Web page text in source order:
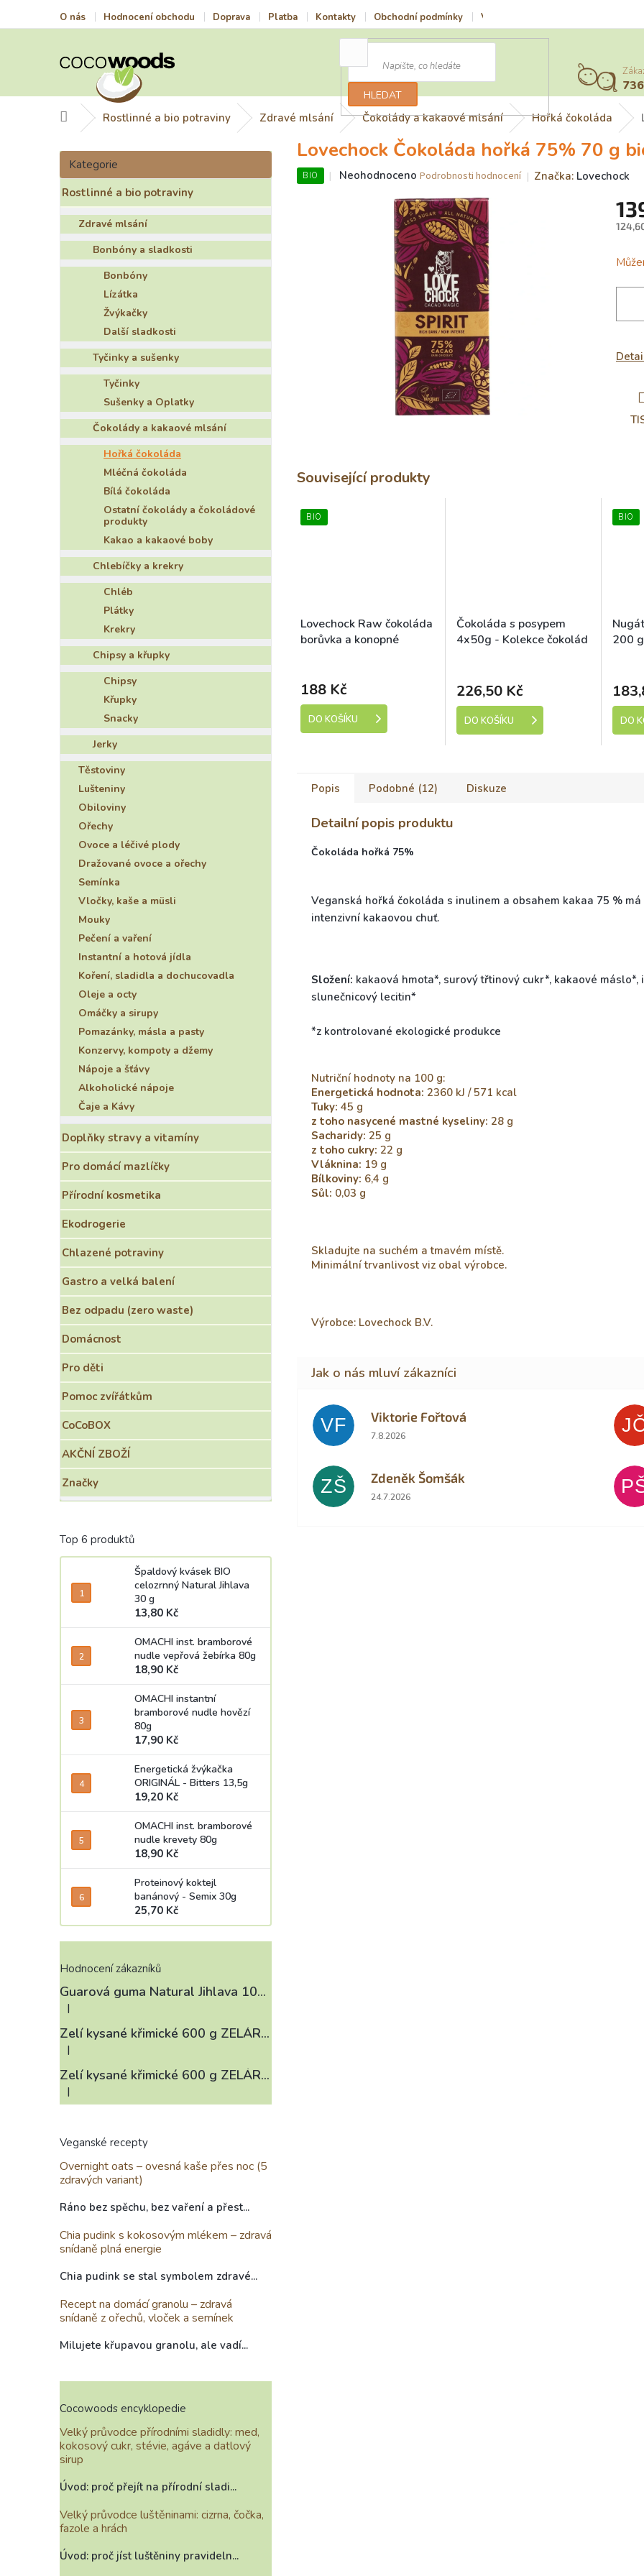
O nás Hodnocení obchodu Doprava Platba Kontakty Obchodní podmínky Vrácení zboží a reklamace
HLEDAT
Domů Rostlinné a bio potraviny Zdravé mlsání Čokolády a kakaové mlsání Hořká čokoláda
P
s
t
r
n
n
e
l
Přeskočit
kategorie
Kategorie
Rostlinné a bio potraviny
Zdravé mlsání
Bonbóny a sladkosti
Bonbóny
Lízátka
Žvýkačky
Další sladkosti
Tyčinky a sušenky
Tyčinky
Sušenky a Oplatky
Čokolády a kakaové mlsání
Hořká čokoláda
Mléčná čokoláda
Bílá čokoláda
Ostatní čokolády a čokoládové
produkty
Kakao a kakaové boby
Chlebíčky a krekry
Chléb
Plátky
Krekry
Chipsy a křupky
Chipsy
Křupky
Snacky
Jerky
Těstoviny
Lušteniny
Obiloviny
Ořechy
Ovoce a léčivé plody
Dražované ovoce a ořechy
Semínka
Vločky, kaše a müsli
Mouky
Pečení a vaření
Instantní a hotová jídla
Koření, sladidla a dochucovadla
Oleje a octy
Omáčky a sirupy
Pomazánky, másla a pasty
Konzervy, kompoty a džemy
Nápoje a šťávy
Alkoholické nápoje
Čaje a Kávy
Doplňky stravy a vitamíny
Pro domácí mazlíčky
Přírodní kosmetika
Ekodrogerie
Chlazené potraviny
Gastro a velká balení
Bez odpadu (zero waste)
Domácnost
Pro děti
Pomoc zvířátkům
CoCoBOX
AKČNÍ ZBOŽÍ
Značky
Top 6 produktů
Špaldový kvásek BIO
celozrnný Natural Jihlava
30 g
13,80 Kč
OMACHI inst. bramborové
nudle vepřová žebírka 80g
18,90 Kč
OMACHI instantní
bramborové nudle hovězí
80g
17,90 Kč
Energetická žvýkačka
ORIGINÁL - Bitters 13,5g
19,20 Kč
OMACHI inst. bramborové
nudle krevety 80g
18,90 Kč
Proteinový koktejl
banánový - Semix 30g
25,70 Kč
Hodnocení zákazníků
Guarová guma Natural Jihlava 100 g
Hodnocení produktu je 4 z 5 hvězdiček.
|
Zelí kysané křimické 600 g ZELÁRNA LOBKOWICZ
Hodnocení produktu je 3 z 5 hvězdiček.
|
Zelí kysané křimické 600 g ZELÁRNA LOBKOWICZ
Hodnocení produktu je 4 z 5 hvězdiček.
|
Veganské recepty
Overnight oats – ovesná kaše přes noc (5
zdravých variant)
Ráno bez spěchu, bez vaření a přest...
Chia pudink s kokosovým mlékem – zdravá
snídaně plná energie
Chia pudink se stal symbolem zdravé...
Recept na domácí granolu – zdravá
snídaně z ořechů, vloček a semínek
Milujete křupavou granolu, ale vadí...
Cocowoods encyklopedie
Velký průvodce přírodními sladidly: med,
kokosový cukr, stévie, agáve a datlový
sirup
Úvod: proč přejít na přírodní sladi...
Velký průvodce luštěninami: cizrna, čočka,
fazole a hrách
Úvod: proč jíst luštěniny pravideln...
Lovechock Čokoláda hořká 75% 70 g
BIO
Průměrné
Neohodnoceno Podrobnosti hodnocení Značka: Lovechock
cena:
Související produkty
BIO
Lovechock Raw čokoláda
borůvka a konopné
188 Kč
DO KOŠÍKU
Čokoláda s posypem
4x50g - Kolekce čokolád
226,50 Kč
DO KOŠÍKU
BIO
200
DO
Popis Podobné (12) Diskuze
Detailní popis produktu
Čokoláda hořká 75%
Veganská hořká čokoláda s inulinem a obsahem kakaa 75 %
intenzivní kakaovou chuť.
Složení: kakaová hmota*, surový třtinový cukr*, kakaové máslo*,
slunečnicový lecitin*
*z kontrolované ekologické produkce
Nutriční hodnoty na 100 g:
Energetická hodnota: 2360 kJ / 571 kcal
Tuky: 45 g
z toho nasycené mastné kyseliny: 28 g
Sacharidy: 25 g
z toho cukry: 22 g
Vláknina: 19 g
Bílkoviny: 6,4 g
Sůl: 0,03 g
Skladujte na suchém a tmavém místě.
Minimální trvanlivost viz obal výrobce.
Výrobce: Lovechock B.V.
VF Viktorie Fořtová
Hodnocení obchodu je 2 z 5 hvězdiček.
7.8.2026
ZŠ Zdeněk Šomšák
Hodnocení obchodu je 5 z 5 hvězdiček.
24.7.2026